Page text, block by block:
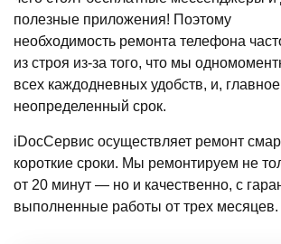
полезные приложения! Поэтому
необходимость ремонта телефона
из строя из-за того, что мы
всех каждодневных удобств, и,
неопределенный срок.
iDocСервис осуществляет ремонт
короткие сроки. Мы ремонтируем не
от 20 минут — но и качественно, с
выполненные работы от трех месяцев.